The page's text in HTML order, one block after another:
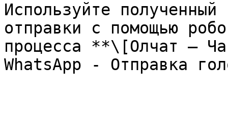
Используйте
отправки с помощью
процесса **\[Олчат —